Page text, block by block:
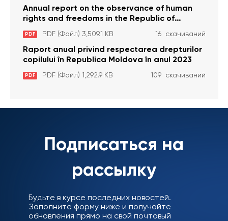
Annual report on the observance of human
rights and freedoms in the Republic of
Moldova in 2023
PDF PDF (Файл) 3,509.1 KB 16 скачиваний
Raport anual privind respectarea drepturilor
copilului în Republica Moldova în anul 2023
PDF PDF (Файл) 1,292.9 KB 109 скачиваний
Подписаться на
рассылку
Будьте в курсе последних новостей.
Заполните форму ниже и получайте
обновления прямо на свой почтовый